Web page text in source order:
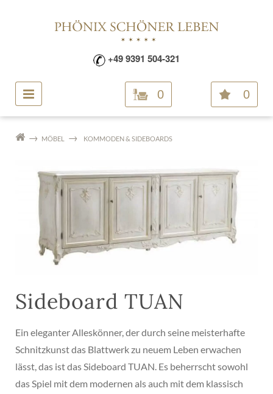
+49 9391 504-321
0 0
MÖBEL KOMMODEN & SIDEBOARDS
Sideboard TUAN
Ein eleganter Alleskönner, der durch seine meisterhafte
Schnitzkunst das Blattwerk zu neuem Leben erwachen
lässt, das ist das Sideboard TUAN. Es beherrscht sowohl
das Spiel mit dem modernen als auch mit dem klassisch